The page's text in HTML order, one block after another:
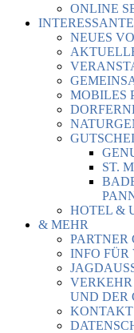
ONLINE
NEUES
MOBILES
ST.
HOTEL &
& MEHR
PARTNER
INFO FÜR
UND DER